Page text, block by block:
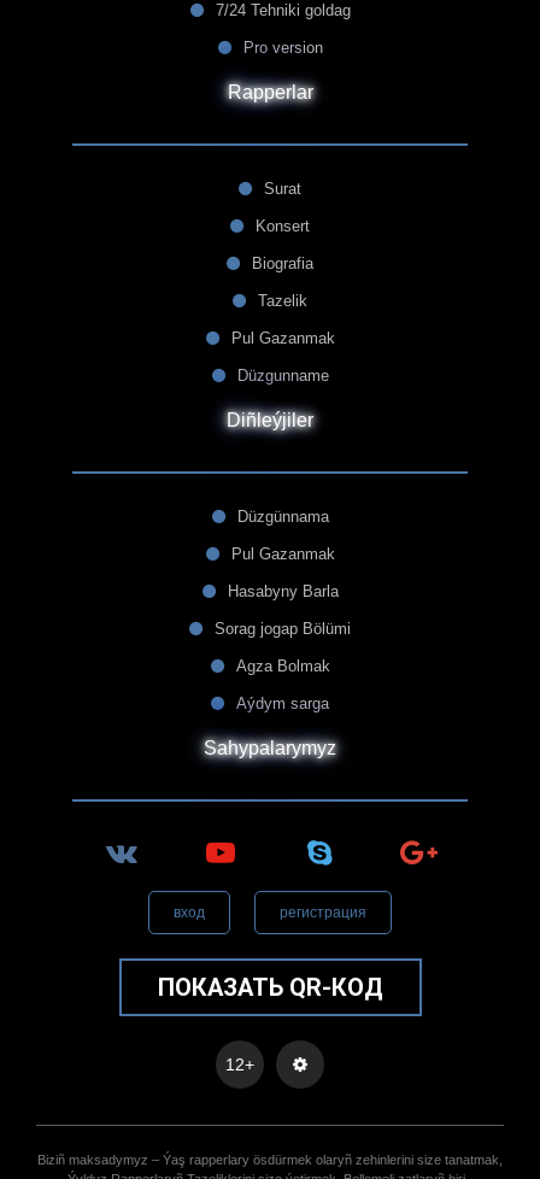
7/24 Tehniki goldag
Pro version
Rapperlar
Surat
Konsert
Biografia
Tazelik
Pul Gazanmak
Düzgunname
Diñleýjiler
Düzgünnama
Pul Gazanmak
Hasabyny Barla
Sorag jogap Bölümi
Agza Bolmak
Aýdym sarga
Sahypalarymyz
вход регистрация
ПОКАЗАТЬ QR-КОД
12+
Biziñ maksadymyz – Ýaş rapperlary ösdürmek olaryñ zehinlerini size tanatmak,